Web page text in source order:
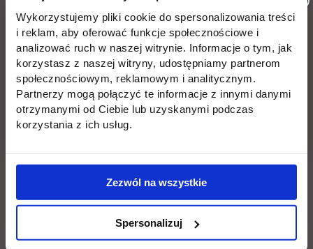
Wykorzystujemy pliki cookie do spersonalizowania treści
i reklam, aby oferować funkcje społecznościowe i
analizować ruch w naszej witrynie. Informacje o tym, jak
korzystasz z naszej witryny, udostępniamy partnerom
społecznościowym, reklamowym i analitycznym.
Partnerzy mogą połączyć te informacje z innymi danymi
otrzymanymi od Ciebie lub uzyskanymi podczas
korzystania z ich usług.
Zezwól na wszystkie
Spersonalizuj
Jakie perspektywy czekają na
Ciebie po studiach Zarządzanie
bezpieczeństwem państwa w
Zmiany zachodzące w Polsce i na świecie, związane z
bezpieczeństwem narodowym i międzynarodowym,
sprawiają, że zapotrzebowanie na wysoko
wykwalifikowanych ekspertów w dziedzinie zarządzania